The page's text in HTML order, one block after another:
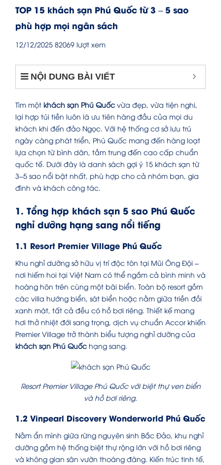
TOP 15 khách sạn Phú Quốc từ 3 – 5 sao
phù hợp mọi ngân sách
12/12/2025 82069 lượt xem
NỘI DUNG BÀI VIẾT
Tìm một khách sạn Phú Quốc vừa đẹp, vừa tiện nghi,
lại hợp túi tiền luôn là ưu tiên hàng đầu của mọi du
khách khi đến đảo Ngọc. Với hệ thống cơ sở lưu trú
ngày càng phát triển, Phú Quốc mang đến hàng loạt
lựa chọn từ bình dân, tầm trung đến cao cấp chuẩn
quốc tế. Dưới đây là danh sách gợi ý 15 khách sạn từ
3–5 sao nổi bật nhất, phù hợp cho cả nhóm bạn, gia
đình và khách công tác.
1. Tổng hợp khách sạn 5 sao Phú Quốc
nghỉ dưỡng hạng sang nổi tiếng
1.1 Resort Premier Village Phú Quốc
Khu nghỉ dưỡng sở hữu vị trí độc tôn tại Mũi Ông Đội –
nơi hiếm hoi tại Việt Nam có thể ngắm cả bình minh và
hoàng hôn trên cùng một bãi biển. Toàn bộ resort gồm
các villa hướng biển, sát biển hoặc nằm giữa triền đồi
xanh mát, tất cả đều có hồ bơi riêng. Thiết kế mang
hơi thở nhiệt đới sang trọng, dịch vụ chuẩn Accor khiến
Premier Village trở thành biểu tượng nghỉ dưỡng của
khách sạn Phú Quốc hạng sang.
Resort Premier Village Phú Quốc với biệt thự ven biển
và hồ bơi riêng.
1.2 Vinpearl Discovery Wonderworld Phú Quốc
Nằm ẩn mình giữa rừng nguyên sinh Bắc Đảo, khu nghỉ
dưỡng gồm hệ thống biệt thự rộng lớn với hồ bơi riêng
và không gian sân vườn thoáng đãng. Kiến trúc tinh tế,